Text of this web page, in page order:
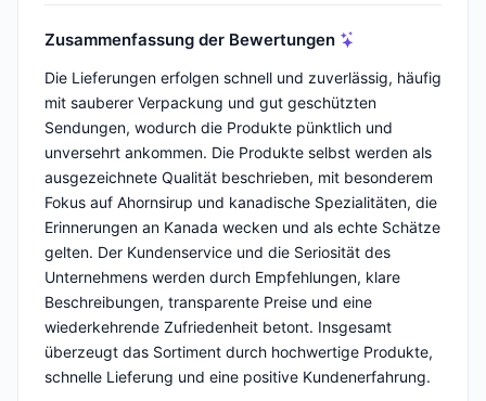
Zusammenfassung der Bewertungen
Die Lieferungen erfolgen schnell und zuverlässig, häufig
mit sauberer Verpackung und gut geschützten
Sendungen, wodurch die Produkte pünktlich und
unversehrt ankommen. Die Produkte selbst werden als
ausgezeichnete Qualität beschrieben, mit besonderem
Fokus auf Ahornsirup und kanadische Spezialitäten, die
Erinnerungen an Kanada wecken und als echte Schätze
gelten. Der Kundenservice und die Seriosität des
Unternehmens werden durch Empfehlungen, klare
Beschreibungen, transparente Preise und eine
wiederkehrende Zufriedenheit betont. Insgesamt
überzeugt das Sortiment durch hochwertige Produkte,
schnelle Lieferung und eine positive Kundenerfahrung.